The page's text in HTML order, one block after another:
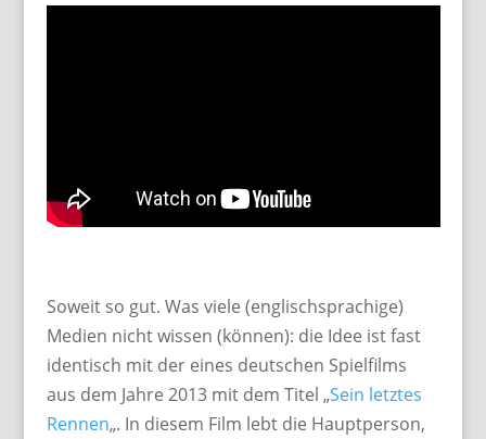
Soweit so gut. Was viele (englischsprachige)
Medien nicht wissen (können): die Idee ist fast
identisch mit der eines deutschen Spielfilms
aus dem Jahre 2013 mit dem Titel „Sein letztes
Rennen„. In diesem Film lebt die Hauptperson,